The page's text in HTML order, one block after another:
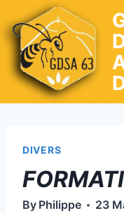
to
content
DIVERS
By Philippe 23